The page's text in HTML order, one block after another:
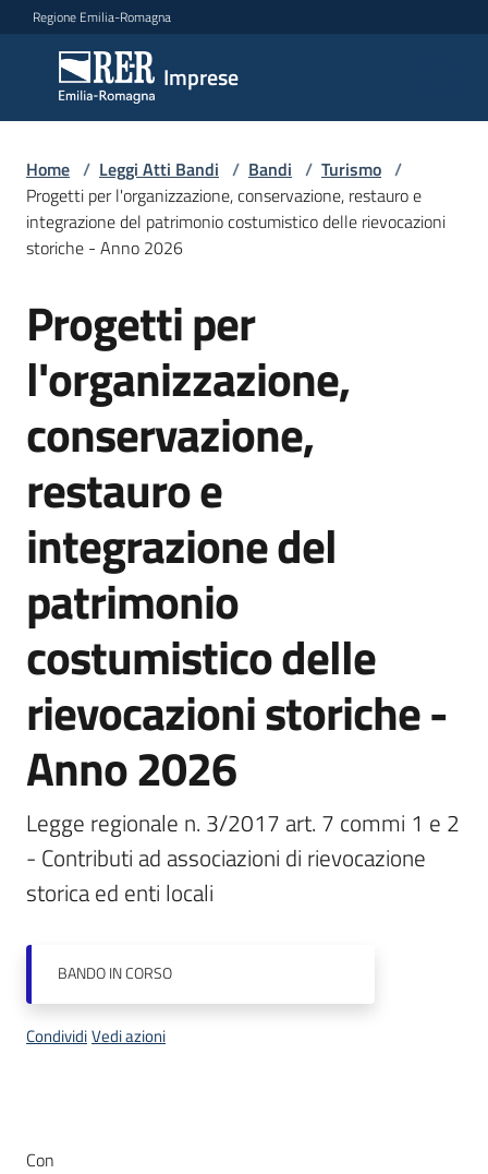
Vai al contenuto
Vai alla navigazione
Vai al footer
Regione Emilia-Romagna
Imprese
Imprese
Argomenti
Novità
Servizi
Leggi
Atti
Bandi
Piani
Programmi
Progetti
Newsletter
Seguici
su
Home / Leggi Atti Bandi / Bandi / Turismo /
Progetti per l'organizzazione, conservazione, restauro e
integrazione del patrimonio costumistico delle rievocazioni
storiche - Anno 2026
Salta al contenuto
Progetti per
l'organizzazione,
conservazione,
restauro e
integrazione del
patrimonio
costumistico delle
rievocazioni storiche -
Anno 2026
Legge regionale n. 3/2017 art. 7 commi 1 e 2
- Contributi ad associazioni di rievocazione
storica ed enti locali
BANDOIN CORSO
CondividiVedi azioni
Descrizione
Con